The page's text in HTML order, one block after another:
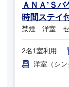
ＡＮＡ’Ｓ
時間ステイ
禁煙 洋室 セ
2名1室利用
洋室（シ